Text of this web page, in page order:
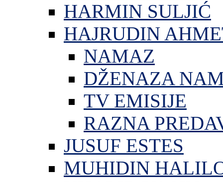
HARMIN SULJIĆ
HAJRUDIN
NAMAZ
DŽENAZA
TV EMISIJE
RAZNA
JUSUF ESTES
MUHIDIN